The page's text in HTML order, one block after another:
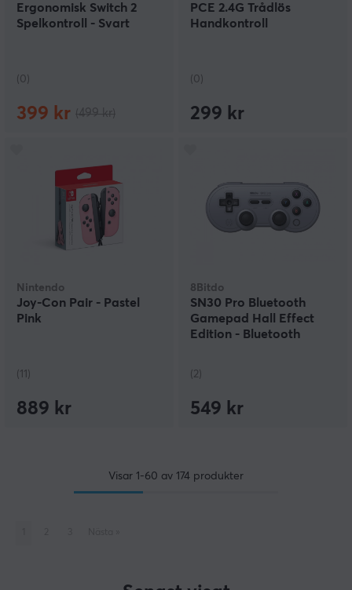
Ergonomisk Switch 2
Spelkontroll - Svart
(0)
399 kr
PCE 2.4G Trådlös
Handkontroll
(0)
299 kr
Nintendo
Joy-Con Pair - Pastel
Pink
(11)
889 kr
8Bitdo
SN30 Pro Bluetooth
Gamepad Hall Effect
Edition - Bluetooth
(2)
549 kr
Visar 1-60 av 174 produkter